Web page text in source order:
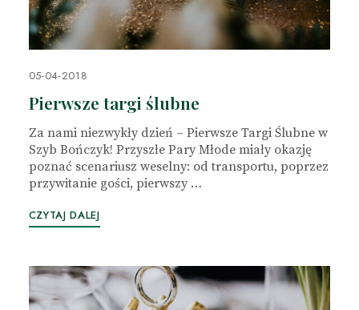
05-04-2018
Pierwsze targi ślubne
Za nami niezwykły dzień – Pierwsze Targi Ślubne w
Szyb Bończyk! Przyszłe Pary Młode miały okazję
poznać scenariusz weselny: od transportu, poprzez
przywitanie gości, pierwszy …
CZYTAJ DALEJ